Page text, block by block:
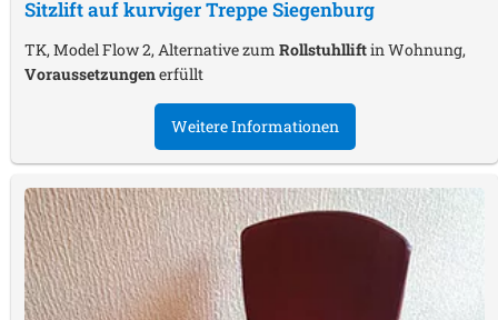
Sitzlift auf kurviger TreppeSiegenburg
TK, Model Flow 2, Alternative zum Rollstuhlliftin Wohnung,
Voraussetzungenerfüllt
Weitere Informationen